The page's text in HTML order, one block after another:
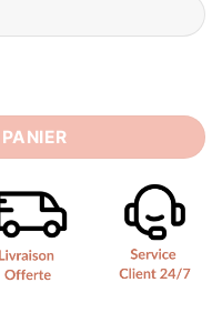
Sensuelle